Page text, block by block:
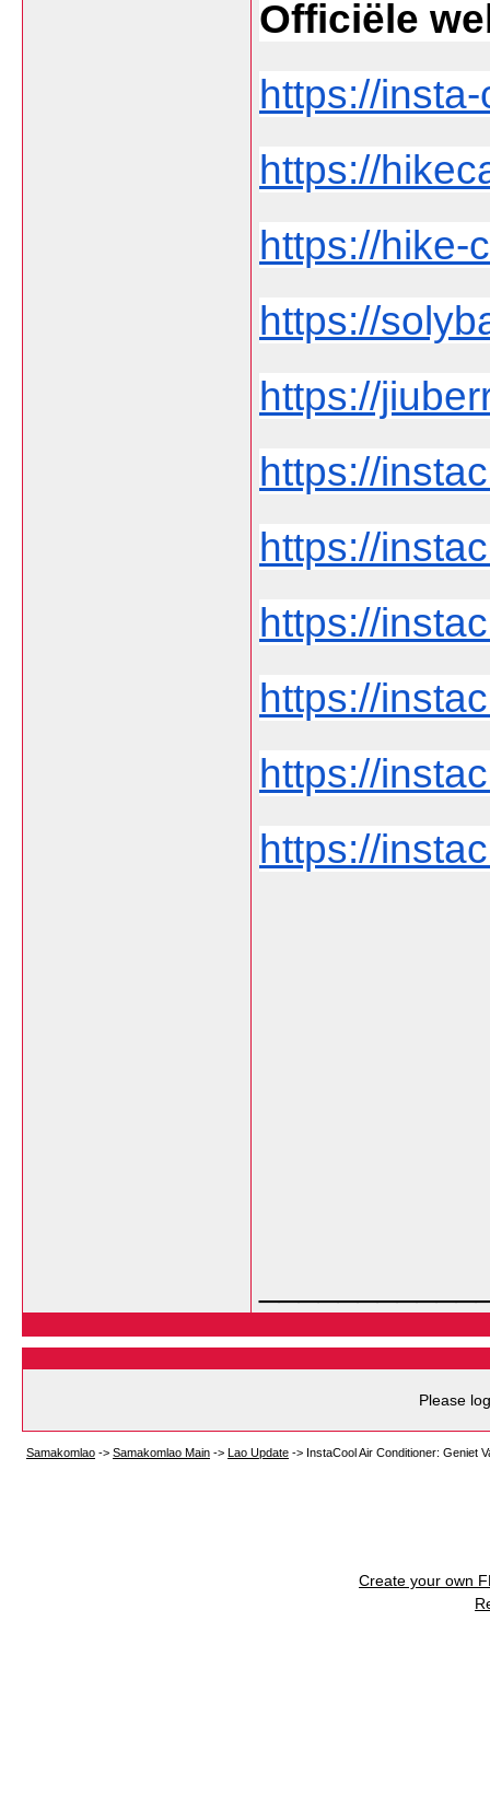
Officiële
https://
https://
https://hike-
https://
https://
https://
https://
https://
https://
https://
https://
Please
Samakomlao -> Samakomlao Main -> Lao Update -> InstaCool Air Conditioner: Geniet
Create your own